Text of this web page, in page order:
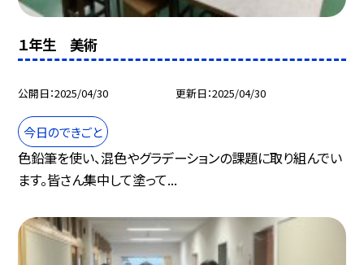
１年生 美術
公開日 2025/04/30 更新日 2025/04/30
今日のできごと
色鉛筆を使い、混色やグラデーションの課題に取り組んでい
ます。皆さん集中して塗って...